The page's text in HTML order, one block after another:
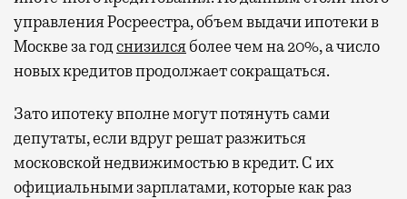
управления Росреестра, объем выдачи ипотеки в
Москве за годснизилсяболее чем на 20%, а число
новых кредитов продолжает сокращаться.
Зато ипотеку вполне могут потянуть сами
депутаты, если вдруг решат разжиться
московской недвижимостью в кредит. С их
официальными зарплатами, которые как раз